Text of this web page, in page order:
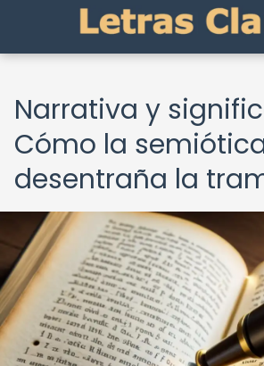
Narrativa y
Cómo la
desentraña la